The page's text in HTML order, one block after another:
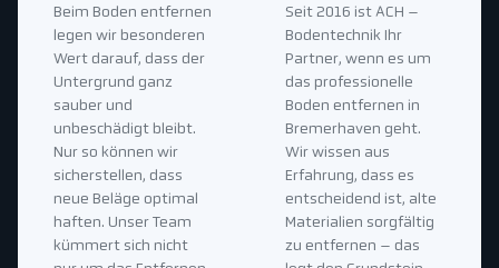
Seit 2016 ist ACH –
Bodentechnik Ihr
Partner, wenn es um
das professionelle
Boden entfernen in
Bremerhaven geht.
Wir wissen aus
Erfahrung, dass es
entscheidend ist, alte
Materialien sorgfältig
zu entfernen – das
Beim Boden entfernen
legen wir besonderen
Wert darauf, dass der
Untergrund ganz
sauber und
unbeschädigt bleibt.
Nur so können wir
sicherstellen, dass
neue Beläge optimal
haften. Unser Team
kümmert sich nicht